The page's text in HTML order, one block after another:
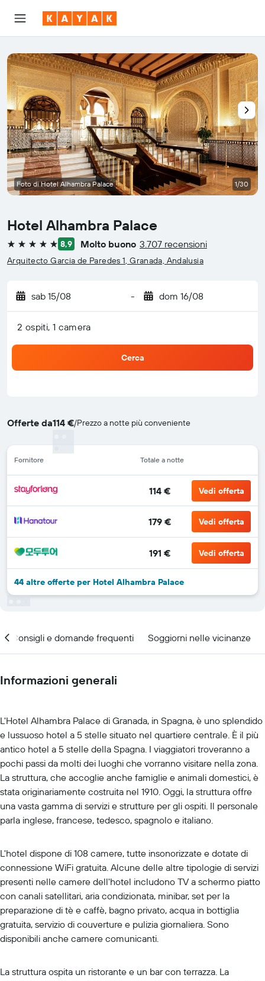
Hotel Alhambra Palace
5 stelle 8,9 Molto buono 3.707 recensioni
Arquitecto Garcia de Paredes 1, Granada, Andalusia
sab 15/08 - dom 16/08
2 ospiti, 1 camera
Cerca
Offerte da114 €/Prezzo a notte più conveniente
Fornitore Totale a notte
114 € Vedi offerta
179 € Vedi offerta
191 € Vedi offerta
44 altre offerte per Hotel Alhambra Palace
Foto di Hotel Alhambra Palace 1/30
Consigli e domande frequenti Soggiorni nelle vicinanze
Informazioni generali
L'Hotel Alhambra Palace di Granada, in Spagna, è uno splendido
e lussuoso hotel a 5 stelle situato nel quartiere centrale. È il più
antico hotel a 5 stelle della Spagna. I viaggiatori troveranno a
pochi passi da molti dei luoghi che vorranno visitare nella zona.
La struttura, che accoglie anche famiglie e animali domestici, è
stata originariamente costruita nel 1910. Oggi, la struttura offre
una vasta gamma di servizi e strutture per gli ospiti. Il personale
parla inglese, francese, tedesco, spagnolo e italiano.
L'hotel dispone di 108 camere, tutte insonorizzate e dotate di
connessione WiFi gratuita. Alcune delle altre tipologie di servizi
presenti nelle camere dell'hotel includono TV a schermo piatto
con canali satellitari, aria condizionata, minibar, set per la
preparazione di tè e caffè, bagno privato, acqua in bottiglia
gratuita, servizio di couverture e pulizia giornaliera. Sono
disponibili anche camere comunicanti.
La struttura ospita un ristorante e un bar con terrazza. La